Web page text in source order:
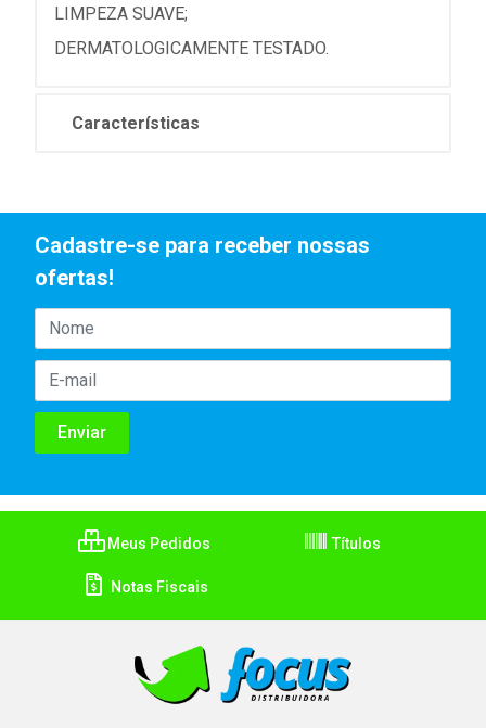
LIMPEZA SUAVE;
DERMATOLOGICAMENTE TESTADO.
Características
Cadastre-se para receber nossas
ofertas!
Meus Pedidos Títulos
Notas Fiscais